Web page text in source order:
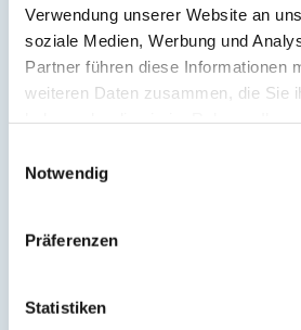
Verwendung unserer Website an
soziale Medien, Werbung und
Partner führen diese Informationen
weiteren Daten zusammen, die Sie
Notwendig
Präferenzen
Statistiken
Frühstück im Café Adele möglichDer
beinhaltet eine Basisausstattung an
für max. 2 Personen (1 großes/
Küchentücher). Zusätzliche Wäsche
Gebühr gemietet werden.
dass der Hafen ein beliebter
Beschreibung
Die "Hafenspitze" ist das Zauberwort